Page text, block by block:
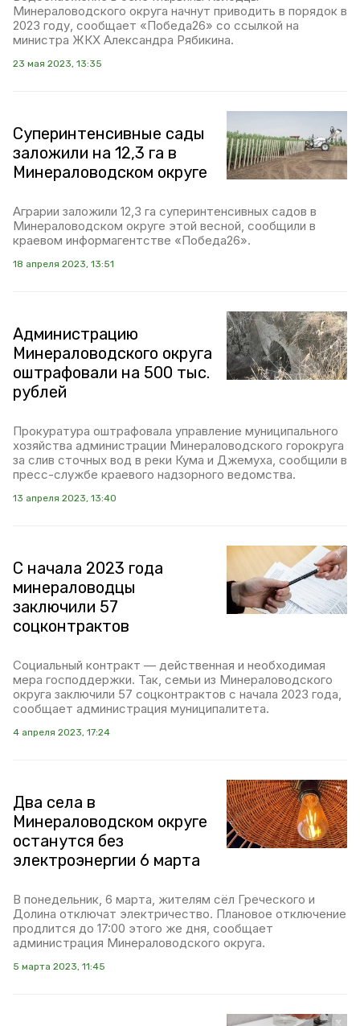
Минераловодского округа начнут приводить в порядок в
2023 году, сообщает «Победа26» со ссылкой на
министра ЖКХ Александра Рябикина.
23 мая 2023, 13:35
Суперинтенсивные сады
заложили на 12,3 га в
Минераловодском округе
Аграрии заложили 12,3 га суперинтенсивных садов в
Минераловодском округе этой весной, сообщили в
краевом информагентстве «Победа26».
18 апреля 2023, 13:51
Администрацию
Минераловодского округа
оштрафовали на 500 тыс.
рублей
Прокуратура оштрафовала управление муниципального
хозяйства администрации Минераловодского горокруга
за слив сточных вод в реки Кума и Джемуха, сообщили в
пресс-службе краевого надзорного ведомства.
13 апреля 2023, 13:40
С начала 2023 года
минераловодцы
заключили 57
соцконтрактов
Социальный контракт — действенная и необходимая
мера господдержки. Так, семьи из Минераловодского
округа заключили 57 соцконтрактов с начала 2023 года,
сообщает администрация муниципалитета.
4 апреля 2023, 17:24
Два села в
Минераловодском округе
останутся без
электроэнергии 6 марта
В понедельник, 6 марта, жителям сёл Греческого и
Долина отключат электричество. Плановое отключение
продлится до 17:00 этого же дня, сообщает
администрация Минераловодского округа.
5 марта 2023, 11:45